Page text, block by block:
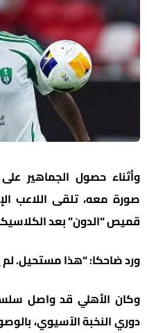
وأثناء حصول الجماهير
صورة معه، تلقى اللاعب
قميص “الدون” بعد
ورد ضاحكا: “هذا مستحيل. لم
وكان الأهلي قد واصل